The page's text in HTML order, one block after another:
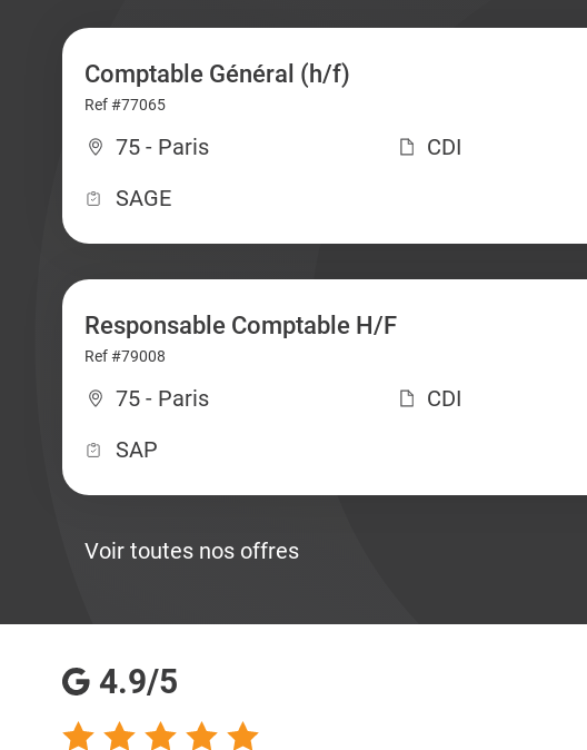
Comptable Général (h/f)
Ref #77065
75 - Paris CDI
SAGE
Responsable Comptable H/F
Ref #79008
75 - Paris CDI
SAP
Voir toutes nos offres
4.9/5